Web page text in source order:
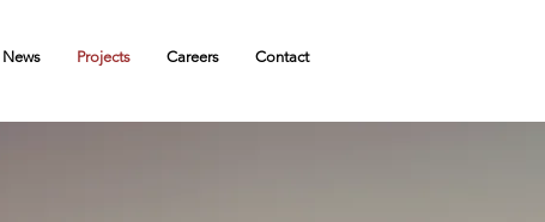
News Projects Careers Contact